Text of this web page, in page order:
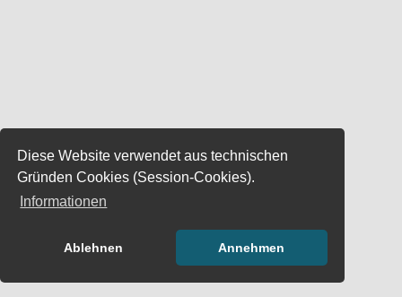
Diese Website verwendet aus technischen
Gründen Cookies (Session-Cookies).
Informationen
Ablehnen Annehmen